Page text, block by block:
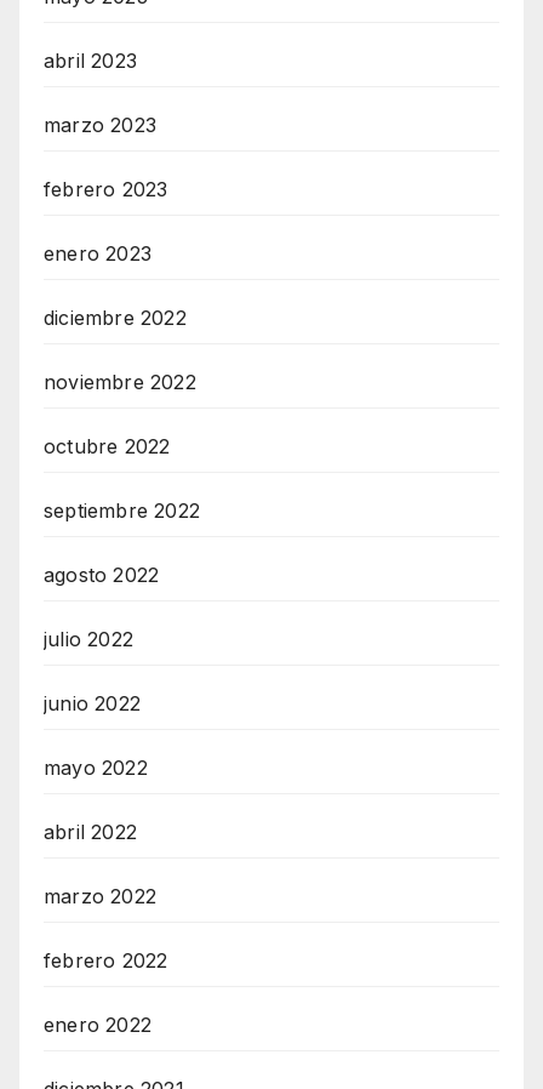
abril 2023
marzo 2023
febrero 2023
enero 2023
diciembre 2022
noviembre 2022
octubre 2022
septiembre 2022
agosto 2022
julio 2022
junio 2022
mayo 2022
abril 2022
marzo 2022
febrero 2022
enero 2022